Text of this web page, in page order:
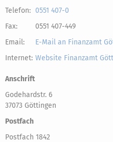
Telefon: 0551 407-0
Fax:
0551 407-449
Email:
E-Mail an Finanzamt
Internet: Website Finanzamt
Anschrift
Godehardstr. 6
37073 Göttingen
Postfach
Postfach 1842